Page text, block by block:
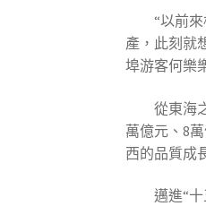
“以前
產，此刻就
埠游客何樂
從東海
萬億元、8
西的品質成
邁進“